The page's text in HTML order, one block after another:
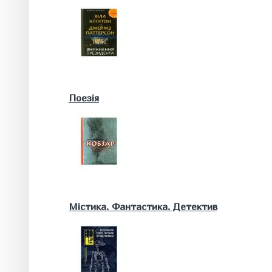
Математика. Природничі та інші науки
Біологія
Географія. Геологія
Поезія
Містика. Фантастика. Детектив